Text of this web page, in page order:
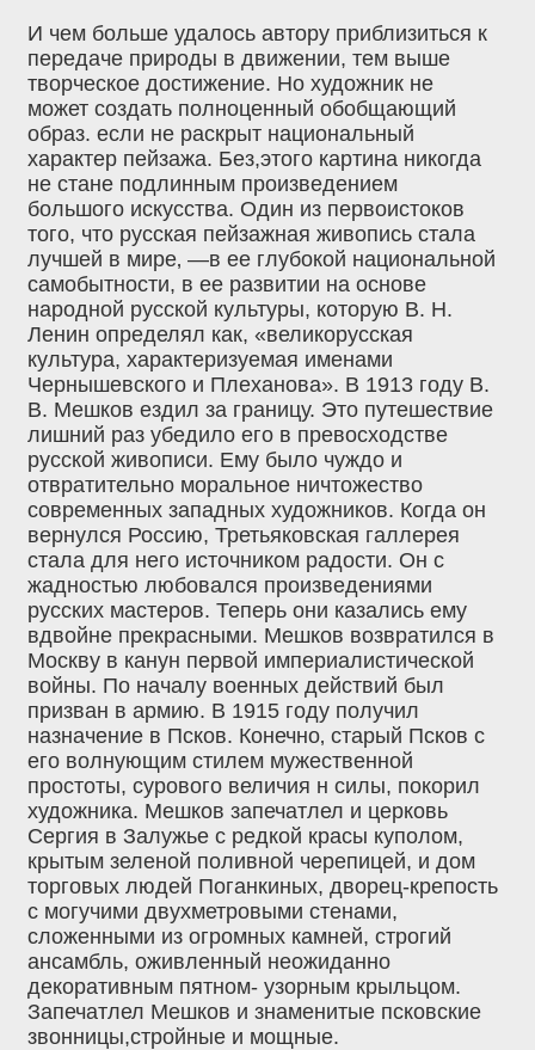
И чем больше удалось автору приблизиться к
передаче природы в движении, тем выше
творческое достижение. Но художник не
может создать полноценный обобщающий
образ. если не раскрыт национальный
характер пейзажа. Без,этого картина никогда
не стане подлинным произведением
большого искусства. Один из первоистоков
того, что русская пейзажная живопись стала
лучшей в мире‚ —в ее глубокой национальной
самобытности, в ее развитии на основе
народной русской культуры, которую В. Н.
Ленин определял как, «великорусская
культура, характеризуемая именами
Чернышевского и Плеханова». В 1913 году В.
В. Мешков ездил за границу. Это путешествие
лишний раз убедило его в превосходстве
русской живописи. Ему было чуждо и
отвратительно моральное ничтожество
современных западных художников. Когда он
вернулся Россию, Третьяковская галлерея
стала для него источником радости. Он с
жадностью любовался произведениями
русских мастеров. Теперь они казались ему
вдвойне прекрасными. Мешков возвратился в
Москву в канун первой империалистической
войны. По началу военных действий был
призван в армию. В 1915 году получил
назначение в Псков. Конечно‚ старый Псков с
его волнующим стилем мужественной
простоты, сурового величия н силы, покорил
художника. Мешков запечатлел и церковь
Сергия в Залужье с редкой красы куполом,
крытым зеленой поливной черепицей, и дом
торговых людей Поганкиных, дворец-крепость
с могучими двухметровыми стенами,
сложенными из огромных камней, строгий
ансамбль, оживленный неожиданно
декоративным пятном- узорным крыльцом.
Запечатлел Мешков и знаменитые псковские
звонницы,стройные и мощные.